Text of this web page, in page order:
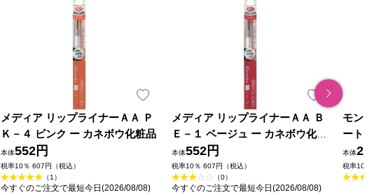
メディア リップライナーＡＡ Ｐ
Ｋ－４ ピンク ー カネボウ化粧品
本体552円
税率10％ 607円（税込）
（1）
今すぐのご注文で最短今日(2026/08/08)
メディア リップライナーＡＡ Ｂ
Ｅ－１ ベージュ ー カネボウ化粧
品
本体552円
税率10％ 607円（税込）
（0）
今すぐのご注文で最短今日(2026/08/08)
モンス
ート）
本体
税率10％